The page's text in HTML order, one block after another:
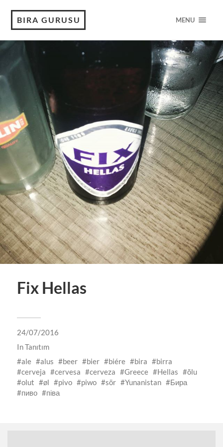
BIRA GURUSU MENU
Fix Hellas
24/07/2016
InTanıtım
ale
alus beer bier biére bira
birra
cerveja
cervesa cerveza Greece Hellas
õlu
olut
øl pivo piwo sör Yunanistan
Бира
пиво
піва